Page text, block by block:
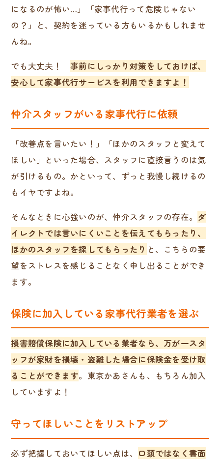
になるのが怖い…」「家事代行って危険じゃない
の？」と、契約を迷っている方もいるかもしれませ
んね。
でも大丈夫！事前にしっかり対策をしておけば、
安心して家事代行サービスを利用できますよ！
仲介スタッフがいる家事代行に依頼
「改善点を言いたい！」「ほかのスタッフと変えて
ほしい」といった場合、スタッフに直接言うのは気
が引けるもの。かといって、ずっと我慢し続けるの
もイヤですよね。
そんなときに心強いのが、仲介スタッフの存在。 ダ
イレクトでは言いにくいことを伝えてもらったり、
ほかのスタッフを探してもらったり と、こちらの要
望をストレスを感じることなく申し出ることができ
ます。
保険に加入している家事代行業者を選ぶ
損害賠償保険に加入している業者なら、万が一スタ
ッフが家財を損壊・盗難した場合に保険金を受け取
ることができます。東京かあさんも、もちろん加入
していますよ！
守ってほしいことをリストアップ
必ず把握しておいてほしい点は、 口頭ではなく書面